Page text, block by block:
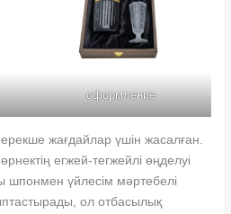
оформление
жағдайлар үшін жасалған.
егжей-тегжейлі өңделуі
шпонмен үйлесім мәртебелі
ол отбасылық